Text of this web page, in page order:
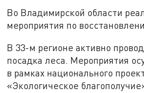
Во Владимирской области
мероприятия по
В 33-м регионе активно
посадка леса. Мероприятия
в рамках национального
«Экологическое